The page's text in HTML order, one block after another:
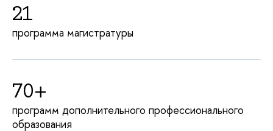
21
программа магистратуры
70+
программ дополнительного профессионального
образования